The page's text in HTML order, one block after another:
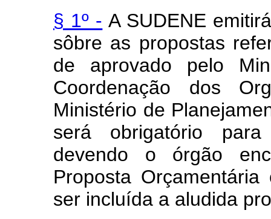
§ 1º - A SUDENE
sôbre as propostas
de aprovado pelo
Coordenação dos
Ministério de
será obrigatório
devendo o órgão
Proposta
ser incluída a aludida